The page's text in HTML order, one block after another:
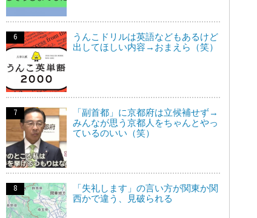
うんこドリルは英語などもあるけど
出してほしい内容→おまえら（笑）
「副首都」に京都府は立候補せず→
みんなが思う京都人をちゃんとやっ
ているのいい（笑）
「失礼します」の言い方が関東か関
西かで違う、見破られる